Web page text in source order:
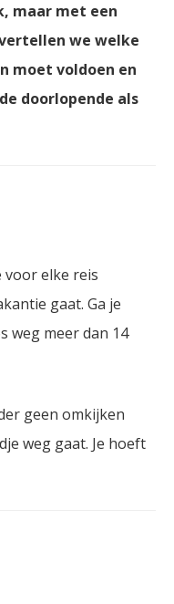
maar met een
we welke
moet voldoen en
doorlopende als
elke reis
gaat. Ga je
weg meer dan 14
geen omkijken
weg gaat. Je hoeft